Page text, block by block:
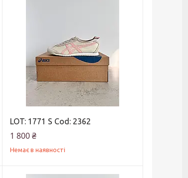
LOT: 1771 S Cod: 2362
1 800 ₴
Немає в наявності